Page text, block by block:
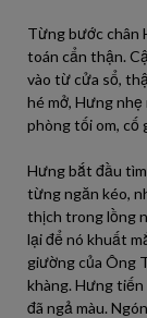
Từng bước chân
toán cẩn thận.
vào từ cửa sổ,
hé mở, Hưng
phòng tối om, cố
Hưng bắt đầu
từng ngăn kéo,
thịch trong lồng
lại để nó khuất
giường của Ông
khàng. Hưng tiến
đã ngả màu.